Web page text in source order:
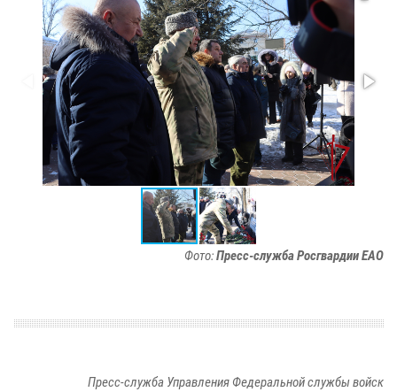
Фото:Пресс-служба Росгвардии ЕАО
Пресс-служба Управления Федеральной службы войск